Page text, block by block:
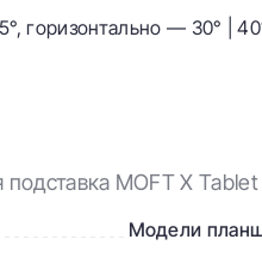
горизонтально — 30° |
MOFT X
Модели